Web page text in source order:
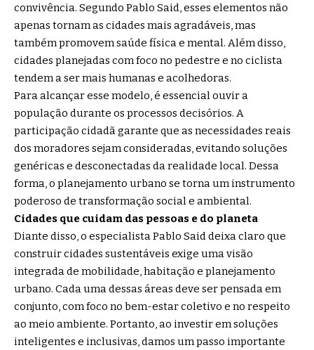
convivência. Segundo Pablo Said, esses elementos não
apenas tornam as cidades mais agradáveis, mas
também promovem saúde física e mental. Além disso,
cidades planejadas com foco no pedestre e no ciclista
tendem a ser mais humanas e acolhedoras.
Para alcançar esse modelo, é essencial ouvir a
população durante os processos decisórios. A
participação cidadã garante que as necessidades reais
dos moradores sejam consideradas, evitando soluções
genéricas e desconectadas da realidade local. Dessa
forma, o planejamento urbano se torna um instrumento
poderoso de transformação social e ambiental.
Cidades que cuidam das pessoas e do planeta
Diante disso, o especialista Pablo Said deixa claro que
construir cidades sustentáveis exige uma visão
integrada de mobilidade, habitação e planejamento
urbano. Cada uma dessas áreas deve ser pensada em
conjunto, com foco no bem-estar coletivo e no respeito
ao meio ambiente. Portanto, ao investir em soluções
inteligentes e inclusivas, damos um passo importante